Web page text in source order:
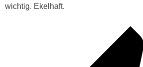
wichtig. Ekelhaft.